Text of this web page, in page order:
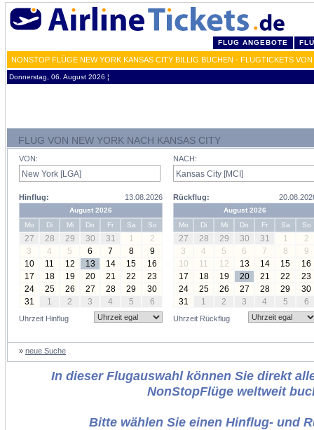
FLUG ANGEBOTE
NONSTOP FLÜGE NEW YORK KANSAS CITY BILLIG BUCHEN - FLUGTICKETS
Donnerstag, 06. August 2026 ¦
FLUG VON NEW YORK NACH KANSAS CITY
VON:
Hinflug: 13.08.2026
August 2026
Mo
Di Mi Do Fr Sa So
27 28 29 30 31 1
2
3
4 5 6 7 8
9
10
11 12 13 14 15
16
17
18 19 20 21 22
23
24
25 26 27 28 29
30
31
1 2 3 4 5 6
Uhrzeit Hinflug
NACH:
Rückflug:
August 2026
Mo
Di Mi Do Fr Sa So
27 28 29 30 31 1
2
3
4 5 6 7 8
9
10
11 12 13 14 15
16
17
18 19 20 21 22
23
24
25 26 27 28 29
30
31
1 2 3 4 5 6
Uhrzeit Rückflug
» neue Suche
In dieser Flugauswahl können Sie direkt
NonStopFlüge weltweit
Bitte wählen Sie einen Hinflug- und